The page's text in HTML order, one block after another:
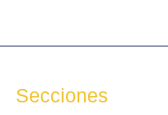
Secciones